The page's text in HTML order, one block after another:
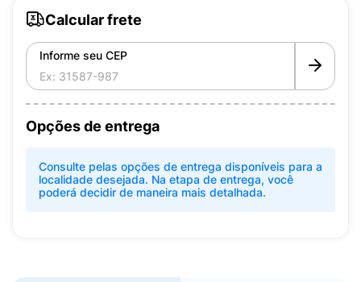
Calcular frete
Informe seu CEP
Opções de entrega
Consulte pelas opções de entrega disponíveis para a
localidade desejada. Na etapa de entrega, você
poderá decidir de maneira mais detalhada.